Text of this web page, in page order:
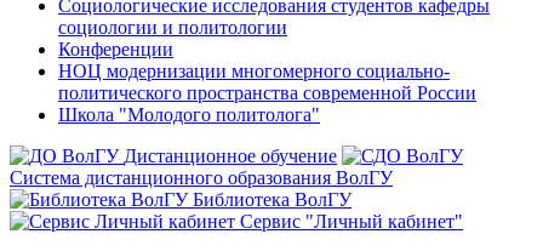
Социологические исследования студентов кафедры
социологии и политологии
Конференции
НОЦ модернизации многомерного социально-
политического пространства современной России
Школа "Молодого политолога"
Дистанционное обучение
Система дистанционного образования ВолГУ
Библиотека ВолГУ
Сервис "Личный кабинет"